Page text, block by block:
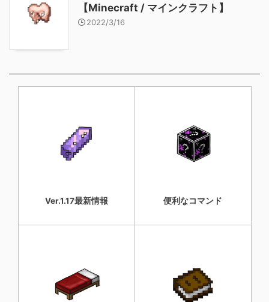
【Minecraft / マインクラフト】
2022/3/16
Ver.1.17最新情報 便利なコマンド